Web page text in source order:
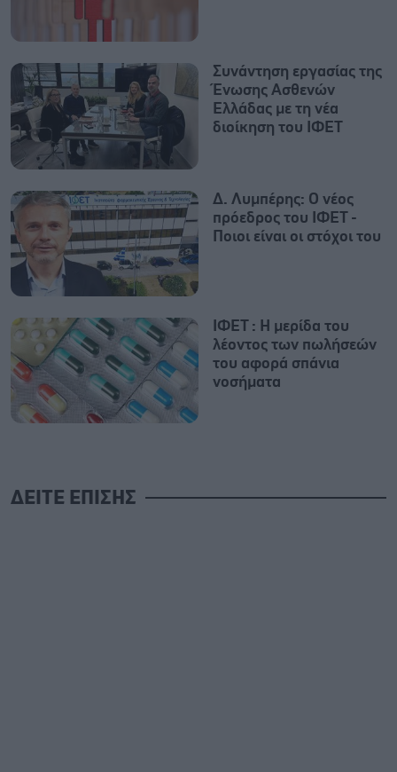
Συνάντηση εργασίας της
Ένωσης Ασθενών
Ελλάδας με τη νέα
διοίκηση του ΙΦΕΤ
Δ. Λυμπέρης: Ο νέος
πρόεδρος του ΙΦΕΤ -
Ποιοι είναι οι στόχοι του
ΙΦΕΤ : H μερίδα του
λέοντος των πωλήσεών
του αφορά σπάνια
νοσήματα
ΔΕΙΤΕ ΕΠΙΣΗΣ